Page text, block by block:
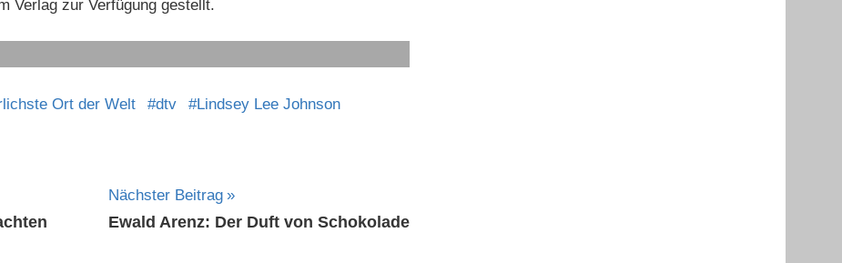
Verlag zur Verfügung gestellt.
Ort der Welt dtv
Lindsey Lee Johnson
Nächster Beitrag
Ewald Arenz: Der Duft von Schokolade